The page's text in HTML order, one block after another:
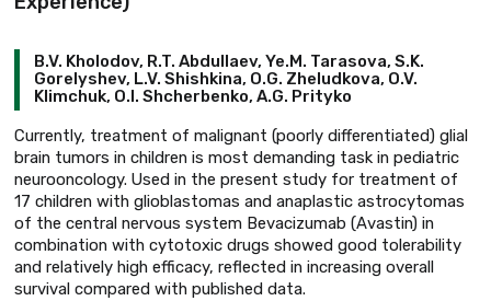
B.V. Kholodov, R.T. Abdullaev, Ye.M. Tarasova, S.K.
Gorelyshev, L.V. Shishkina, O.G. Zheludkova, O.V.
Klimchuk, O.I. Shcherbenko, A.G. Prityko
Currently, treatment of malignant (poorly differentiated) glial
brain tumors in children is most demanding task in pediatric
neurooncology. Used in the present study for treatment of
17 children with glioblastomas and anaplastic astrocytomas
of the central nervous system Bevacizumab (Avastin) in
combination with cytotoxic drugs showed good tolerability
and relatively high efficacy, reflected in increasing overall
survival compared with published data.